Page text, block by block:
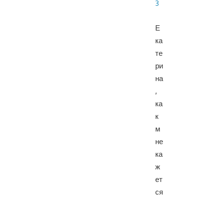
3
Е
ка
те
ри
на
,
ка
к
м
не
ка
ж
ет
ся